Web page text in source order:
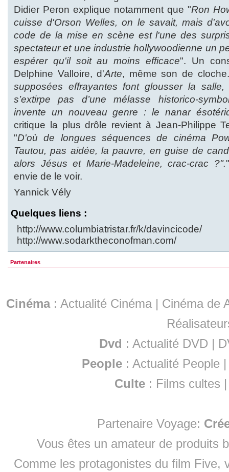
Didier Peron explique notamment que "Ron
cuisse d'Orson Welles, on le savait, mais
code de la mise en scène est l'une des
spectateur et une industrie hollywoodienne un
espérer qu'il soit au moins efficace". Un
Delphine Valloire, d'Arte, même son de
supposées effrayantes font glousser la salle,
s’extirpe pas d’une mélasse historico-
invente un nouveau genre : le nanar
critique la plus drôle revient à Jean-Philippe
"D'où de longues séquences de cinéma
Tautou, pas aidée, la pauvre, en guise de
alors Jésus et Marie-Madeleine, crac-crac ?".
envie de le voir.
Yannick Vély
Quelques liens :
http://www.columbiatristar.fr/k/davincicode/
http://www.sodarktheconofman.com/
Partenaires
Cinéma: Actualité Cinéma | Cinéma de
Dvd : Actualité DVD |
People :Actualité People
Culte : Films cultes
Partenaire Voyage:
Vous êtes un amateur de produits
Comme les protagonistes du film Five,